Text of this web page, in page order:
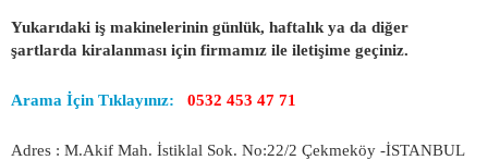
Yukarıdaki iş makinelerinin günlük, haftalık ya da diğer
şartlarda kiralanması için firmamız ile iletişime geçiniz.
Arama İçin Tıklayınız: 0532 453 47 71
Adres : M.Akif Mah. İstiklal Sok. No:22/2 Çekmeköy -İSTANBUL